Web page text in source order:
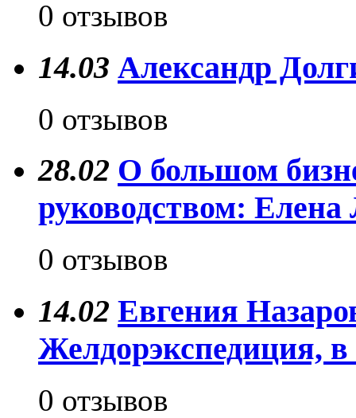
0 отзывов
14.03 Александр
0 отзывов
28.02 О большом
руководством:
0 отзывов
14.02 Евгения
Желдорэкспедиция, в
0 отзывов